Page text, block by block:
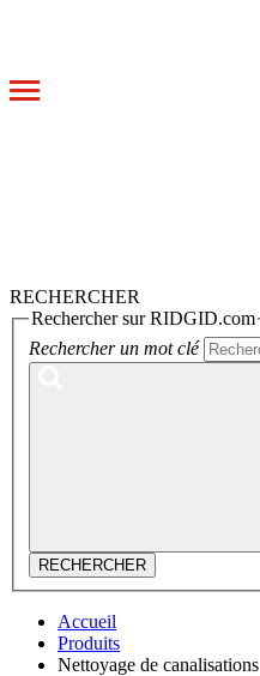
Toggle
RECHERCHER
Rechercher sur RIDGID.com
Rechercher un mot clé
RECHERCHER
Accueil
Produits
Nettoyage de canalisations